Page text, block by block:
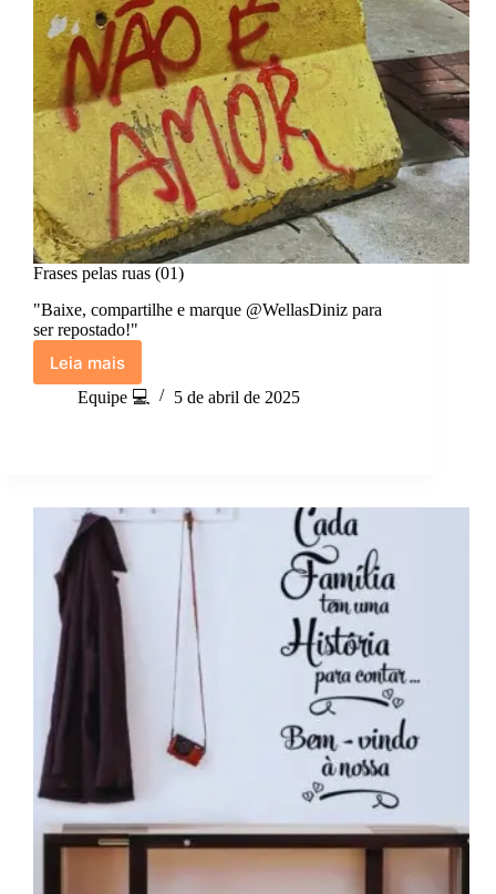
Frases pelas ruas (01)
"Baixe, compartilhe e marque @WellasDiniz para
ser repostado!"
Leia mais
Frases
pelas
ruas
Equipe 💻 5 de abril de 2025